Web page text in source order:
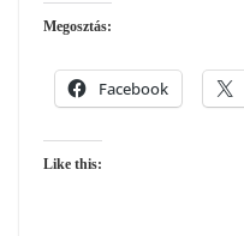
Megosztás:
Facebook
Like this: